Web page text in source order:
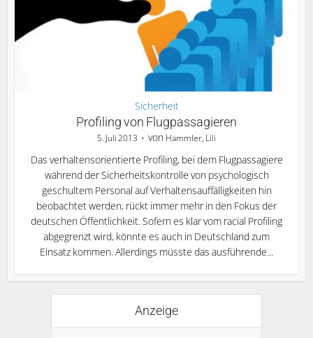
Sicherheit
Profiling von Flugpassagieren
5. Juli 2013 von Hammler, Lili
Das verhaltensorientierte Profiling, bei dem Flugpassagiere
während der Sicherheitskontrolle von psychologisch
geschultem Personal auf Verhaltensauffälligkeiten hin
beobachtet werden, rückt immer mehr in den Fokus der
deutschen Öffentlichkeit. Sofern es klar vom racial Profiling
abgegrenzt wird, könnte es auch in Deutschland zum
Einsatz kommen. Allerdings müsste das ausführende...
Anzeige